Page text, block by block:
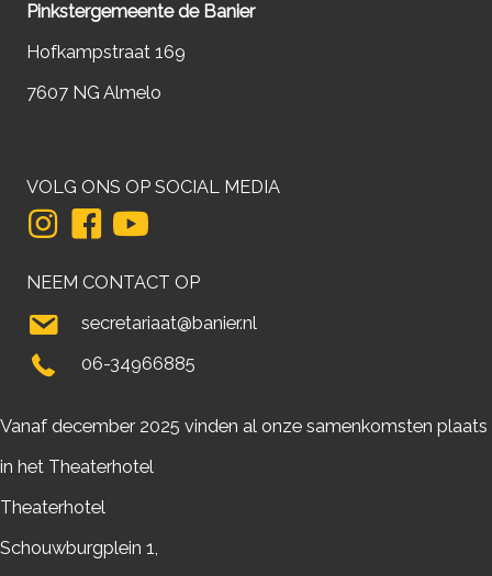
Pinkstergemeente de Banier
Hofkampstraat 169
7607 NG Almelo
VOLG ONS OP SOCIAL MEDIA
NEEM CONTACT OP
secretariaat@banier.nl
06-34966885
Vanaf december 2025 vinden al onze samenkomsten plaats
in het Theaterhotel
Theaterhotel
Schouwburgplein 1,